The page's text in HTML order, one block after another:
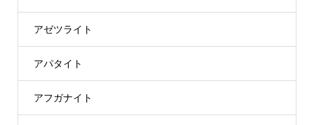
アゼツライト
アパタイト
アフガナイト